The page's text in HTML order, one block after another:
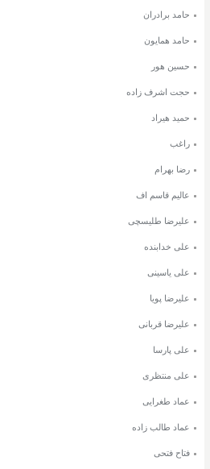
حامد برادران
حامد همایون
حسین هور
حجت اشرف زاده
حمید هیراد
راغب
رضا بهرام
عالیم قاسم اف
علیرضا طلیسچی
علی خدابنده
علی یاسینی
علیرضا پویا
علیرضا قربانی
علی پارسا
علی منتظری
عماد طغرایی
عماد طالب زاده
فتاح فتحی